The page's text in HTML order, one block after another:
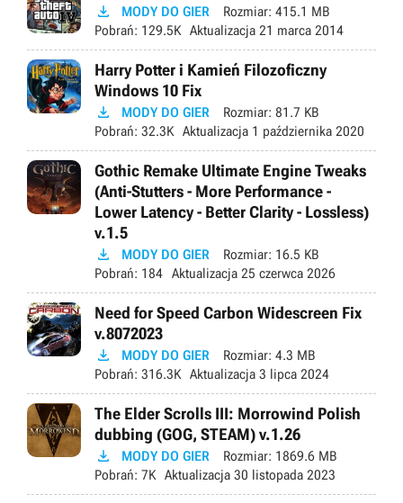
 MODY DO GIER Rozmiar: 415.1 MB
Pobrań: 129.5K Aktualizacja 21 marca 2014
Harry Potter i Kamień Filozoficzny
Windows 10 Fix
 MODY DO GIER Rozmiar: 81.7 KB
Pobrań: 32.3K Aktualizacja 1 października 2020
Gothic Remake Ultimate Engine Tweaks
(Anti-Stutters - More Performance -
Lower Latency - Better Clarity - Lossless)
v.1.5
 MODY DO GIER Rozmiar: 16.5 KB
Pobrań: 184 Aktualizacja 25 czerwca 2026
Need for Speed Carbon Widescreen Fix
v.8072023
 MODY DO GIER Rozmiar: 4.3 MB
Pobrań: 316.3K Aktualizacja 3 lipca 2024
The Elder Scrolls III: Morrowind Polish
dubbing (GOG, STEAM) v.1.26
 MODY DO GIER Rozmiar: 1869.6 MB
Pobrań: 7K Aktualizacja 30 listopada 2023